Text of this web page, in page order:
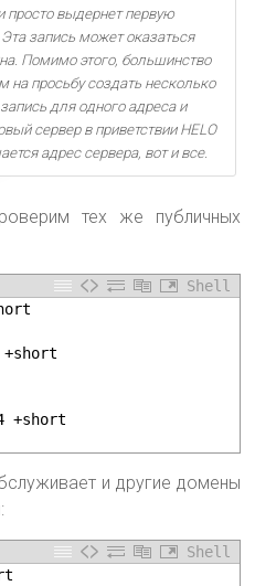
просто выдернет первую
запись может оказаться
Помимо этого, большинство
на просьбу создать несколько
для одного адреса и
сервер в приветствии HELO
адрес сервера, вот и все.
тех же публичных
Shell
+short
и другие домены
Shell